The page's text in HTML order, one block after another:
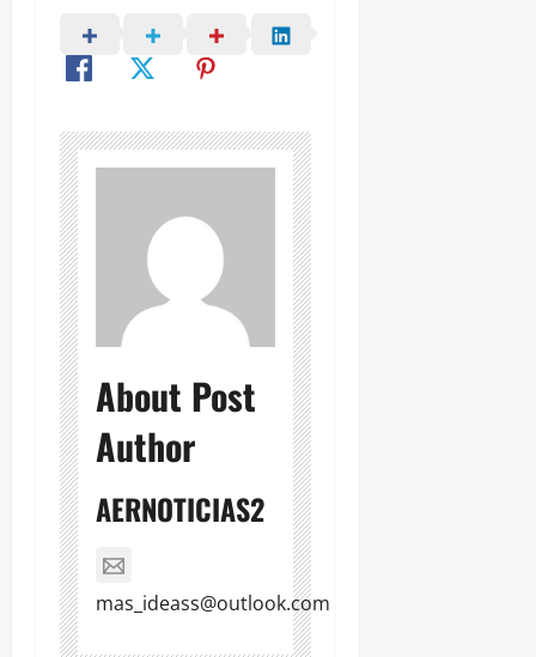
About Post
Author
AERNOTICIAS2
mas_ideass@outlook.com